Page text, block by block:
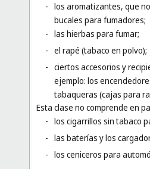
- los aromatizantes, que
bucales para fumadores;
- las hierbas para fumar;
- el rapé (tabaco en polvo);
- ciertos accesorios y
ejemplo: los
tabaqueras (cajas para
Esta clase no comprende en
- los cigarrillos sin tabaco
- las baterías y los
- los ceniceros para